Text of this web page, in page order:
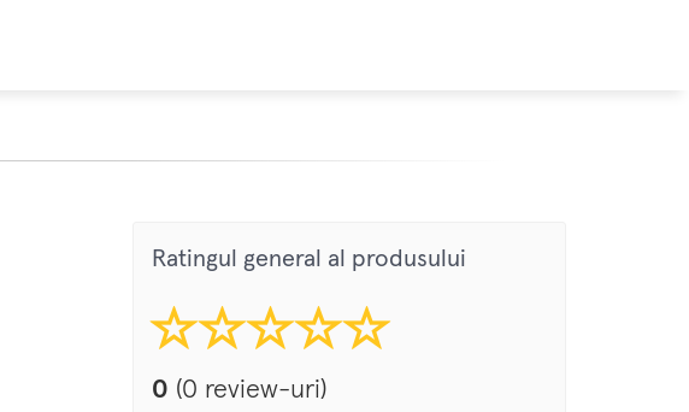
Ratingul general al produsului
0 (0 review-uri)